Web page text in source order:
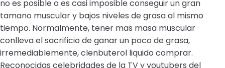
no es posible o es casi imposible conseguir un gran
tamano muscular y bajos niveles de grasa al mismo
tiempo. Normalmente, tener mas masa muscular
conlleva el sacrificio de ganar un poco de grasa,
irremediablemente, clenbuterol liquido comprar.
Reconocidas celebridades de la TV y youtubers del